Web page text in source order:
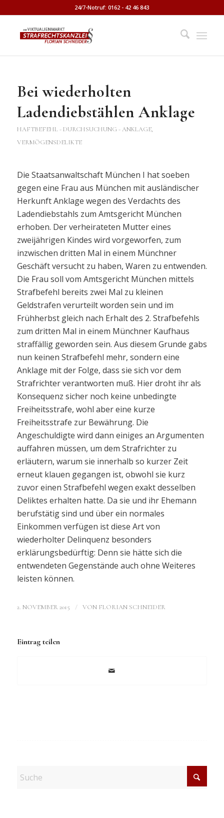
24/7-Notruf: 0162 - 42 46 843
Bei wiederholten
Ladendiebstählen Anklage
HAFTBEFEHL - DURCHSUCHUNG - ANKLAGE,
VERMÖGENSDELIKTE
Die Staatsanwaltschaft München I hat soeben
gegen eine Frau aus München mit ausländischer
Herkunft Anklage wegen des Verdachts des
Ladendiebstahls zum Amtsgericht München
erhoben. Der verheirateten Mutter eines
zweijährigen Kindes wird vorgeworfen, zum
inzwischen dritten Mal in einem Münchner
Geschäft versucht zu haben, Waren zu entwenden.
Die Frau soll vom Amtsgericht München mittels
Strafbefehl bereits zwei Mal zu kleinen
Geldstrafen verurteilt worden sein und im
Frühherbst gleich nach Erhalt des 2. Strafbefehls
zum dritten Mal in einem Münchner Kaufhaus
straffällig geworden sein. Aus diesem Grunde gabs
nun keinen Strafbefehl mehr, sondern eine
Anklage mit der Folge, dass sie sich vor dem
Strafrichter verantworten muß. Hier droht ihr als
Konsequenz sicher noch keine unbedingte
Freiheitsstrafe, wohl aber eine kurze
Freiheitsstrafe zur Bewährung. Die
Angeschuldigte wird dann einiges an Argumenten
auffahren müssen, um dem Strafrichter zu
erläutern, warum sie innerhalb so kurzer Zeit
erneut klauen gegangen ist, obwohl sie kurz
zuvor einen Strafbefehl wegen exakt desselben
Deliktes erhalten hatte. Da sie und ihr Ehemann
berufstätig sind und über ein normales
Einkommen verfügen ist diese Art von
wiederholter Delinquenz besonders
erklärungsbedürftig: Denn sie hätte sich die
entwendeten Gegenstände auch ohne Weiteres
leisten können.
2. NOVEMBER 2015 / VON FLORIAN SCHNEIDER
Eintrag teilen